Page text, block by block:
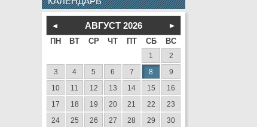
АВГУСТ 2026
ПН ВТ СР ЧТ ПТ СБ ВС
1 2
3 4 5 6 7 8 9
10 11 12 13 14 15 16
17 18 19 20 21 22 23
24 25 26 27 28 29 30